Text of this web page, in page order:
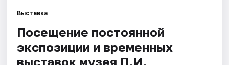
Выставка
Посещение постоянной
экспозиции и временных
выставок музея П.И.